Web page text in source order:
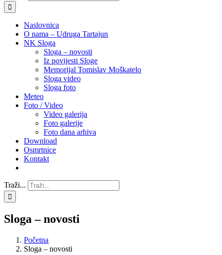
Naslovnica
O nama – Udruga Tartajun
NK Sloga
Sloga – novosti
Iz povijesti Sloge
Memorijal Tomislav Moškatelo
Sloga video
Sloga foto
Meteo
Foto / Video
Video galerija
Foto galerije
Foto dana arhiva
Download
Osmrtnice
Kontakt
Traži...
Sloga – novosti
Početna
Sloga – novosti